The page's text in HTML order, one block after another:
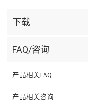
下载
FAQ/咨询
产品相关FAQ
产品相关咨询